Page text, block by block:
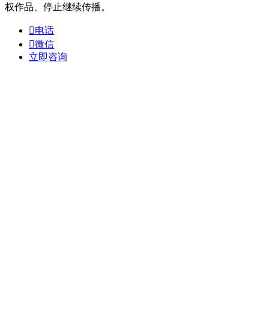
权作品、停止继续传播。
电话
微信
立即咨询